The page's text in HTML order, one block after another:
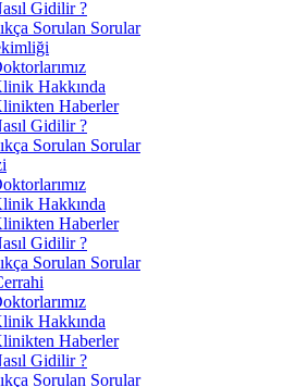
Gidilir ?
Sorulan Sorular
Hakkında
Haberler
Gidilir ?
Sorulan Sorular
Hakkında
Haberler
Gidilir ?
Sorulan Sorular
Hakkında
Haberler
Gidilir ?
Sorulan Sorular